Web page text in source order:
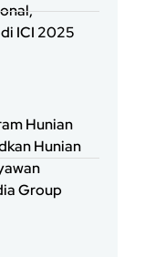
ICI 2025
Hunian
Hunian
Group